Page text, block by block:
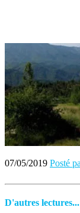
07/05/2019 Posté
D'autres lectures...